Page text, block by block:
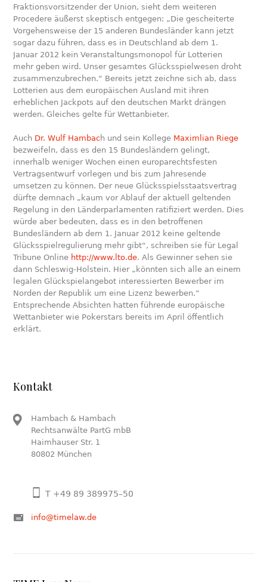
Fraktionsvorsitzender der Union, sieht dem weiteren
Procedere äußerst skeptisch entgegen: „Die gescheiterte
Vorgehensweise der 15 anderen Bundesländer kann jetzt
sogar dazu führen, dass es in Deutschland ab dem 1.
Januar 2012 kein Veranstaltungsmonopol für Lotterien
mehr geben wird. Unser gesamtes Glücksspielwesen droht
zusammenzubrechen.“ Bereits jetzt zeichne sich ab, dass
Lotterien aus dem europäischen Ausland mit ihren
erheblichen Jackpots auf den deutschen Markt drängen
werden. Gleiches gelte für Wettanbieter.
Auch Dr. Wulf Hambach und sein Kollege Maximlian Riege
bezweifeln, dass es den 15 Bundesländern gelingt,
innerhalb weniger Wochen einen europarechtsfesten
Vertragsentwurf vorlegen und bis zum Jahresende
umsetzen zu können. Der neue Glücksspielsstaatsvertrag
dürfte demnach „kaum vor Ablauf der aktuell geltenden
Regelung in den Länderparlamenten ratifiziert werden. Dies
würde aber bedeuten, dass es in den betroffenen
Bundesländern ab dem 1. Januar 2012 keine geltende
Glücksspielregulierung mehr gibt“, schreiben sie für Legal
Tribune Online http://www.lto.de. Als Gewinner sehen sie
dann Schleswig-Holstein. Hier „könnten sich alle an einem
legalen Glückspielangebot interessierten Bewerber im
Norden der Republik um eine Lizenz bewerben.“
Entsprechende Absichten hatten führende europäische
Wettanbieter wie Pokerstars bereits im April öffentlich
erklärt.
Kontakt
Hambach & Hambach
Rechtsanwälte PartG mbB
Haimhauser Str. 1
80802 München
T +49 89 389975–50
info@timelaw.de